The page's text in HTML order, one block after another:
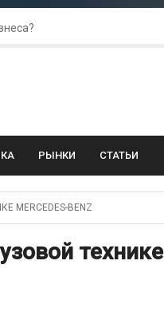
бизнес?
РЫНКИ СТАТЬИ
BENZ
технике